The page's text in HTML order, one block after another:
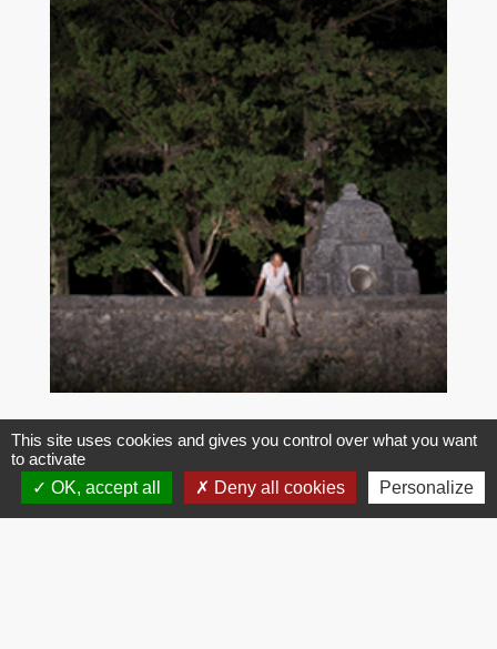
Le pont de Saint Etienne d'Issensac
This site uses cookies and gives you control over what you want
to activate
OK, accept all
Deny all cookies Personalize